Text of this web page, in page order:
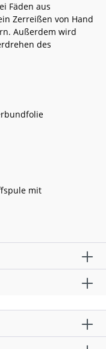
Fäden aus
Zerreißen von Hand
Außerdem wird
des
mit